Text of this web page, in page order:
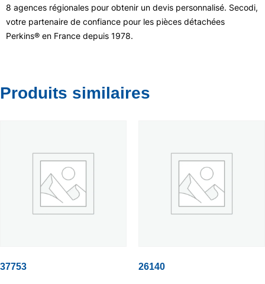
8 agences régionales pour obtenir un devis personnalisé. Secodi,
votre partenaire de confiance pour les pièces détachées
Perkins® en France depuis 1978.
Produits similaires
37753 26140